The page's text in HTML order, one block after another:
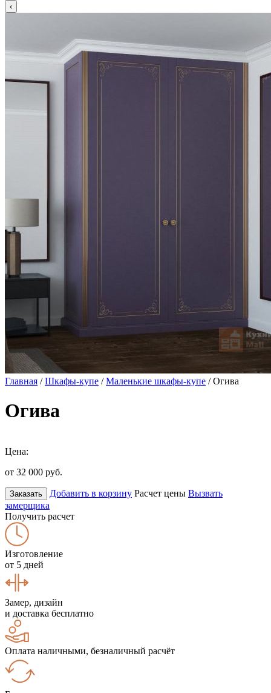
Главная /Шкафы-купе /Маленькие шкафы-купе / Огива
Огива
Цена:
от 32 000 руб.
Заказать Добавить в корзину Расчет цены Вызвать
замерщика
Получить расчет
Изготовление
от 5 дней
Замер, дизайн
и доставка бесплатно
Оплата наличными, безналичный расчёт